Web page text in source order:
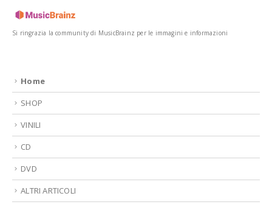
Si ringrazia la community di MusicBrainz per le immagini e informazioni
Home
SHOP
VINILI
CD
DVD
ALTRI ARTICOLI